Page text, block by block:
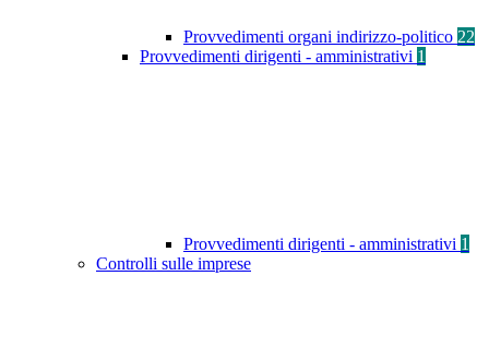
Provvedimenti organi indirizzo-politico 22
Provvedimenti dirigenti - amministrativi 1
Provvedimenti dirigenti - amministrativi 1
Controlli sulle imprese